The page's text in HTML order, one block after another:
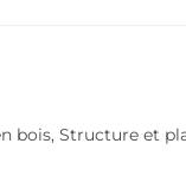
bois, Structure et